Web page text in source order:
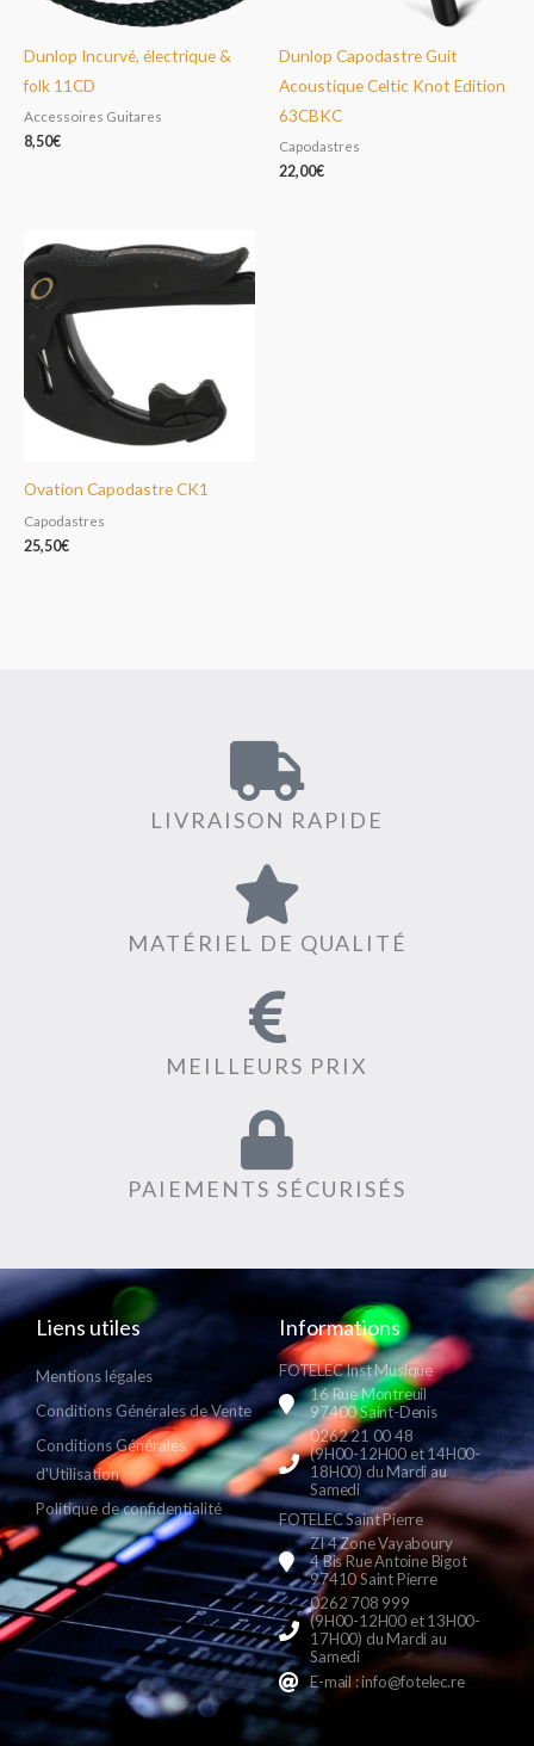
Dunlop Incurvé, électrique &
folk 11CD
Accessoires Guitares
8,50€
Dunlop Capodastre Guit
Acoustique Celtic Knot Edition
63CBKC
Capodastres
22,00€
Ovation Capodastre CK1
Capodastres
25,50€
LIVRAISON RAPIDE
MATÉRIEL DE QUALITÉ
MEILLEURS PRIX
PAIEMENTS SÉCURISÉS
Liens utiles
Mentions légales
Conditions Générales de Vente
Conditions Générales
d'Utilisation
Politique de confidentialité
Informations
FOTELEC Inst Musique
16 Rue Montreuil
97400 Saint-Denis
0262 21 00 48
(9H00-12H00 et 14H00-
18H00) du Mardi au
Samedi
FOTELEC Saint Pierre
ZI 4 Zone Vayaboury
4 Bis Rue Antoine Bigot
97410 Saint Pierre
0262 708 999
(9H00-12H00 et 13H00-
17H00) du Mardi au
Samedi
E-mail : info@fotelec.re